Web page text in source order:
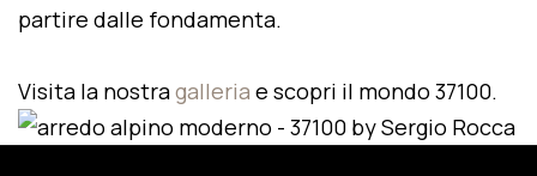
partire dalle fondamenta.
Visita la nostragalleria e scopri il mondo 37100.